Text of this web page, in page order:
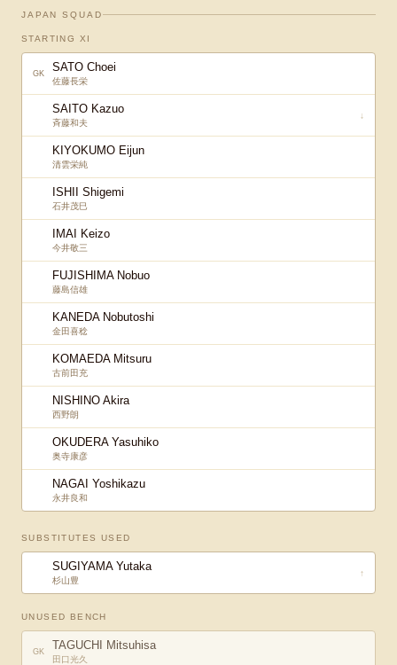
JAPAN SQUAD
STARTING XI
GK SATO Choei
佐藤長栄
SAITO Kazuo
斉藤和夫
↓
KIYOKUMO Eijun
清雲栄純
ISHII Shigemi
石井茂巳
IMAI Keizo
今井敬三
FUJISHIMA Nobuo
藤島信雄
KANEDA Nobutoshi
金田喜稔
KOMAEDA Mitsuru
古前田充
NISHINO Akira
西野朗
OKUDERA Yasuhiko
奥寺康彦
NAGAI Yoshikazu
永井良和
SUBSTITUTES USED
SUGIYAMA Yutaka
杉山豊
↑
UNUSED BENCH
GK TAGUCHI Mitsuhisa
田口光久